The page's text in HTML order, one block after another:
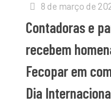
8 de março de
Contadoras e
recebem
Fecopar em
Dia